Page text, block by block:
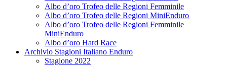
Albo d’oro Trofeo delle Regioni Femminile
Albo d’oro Trofeo delle Regioni MiniEnduro
Albo d’oro Trofeo delle Regioni Femminile
MiniEnduro
Albo d’oro Hard Race
Archivio Stagioni Italiano Enduro
Stagione 2022